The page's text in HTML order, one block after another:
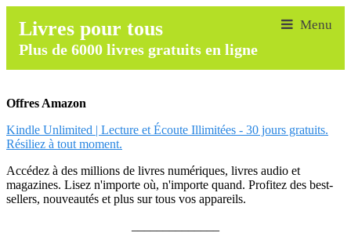
Livres pour tous
Plus de 6000 livres gratuits en ligne
Offres Amazon
Kindle Unlimited | Lecture et Écoute Illimitées - 30 jours gratuits.
Résiliez à tout moment.
Accédez à des millions de livres numériques, livres audio et
magazines. Lisez n'importe où, n'importe quand. Profitez des best-
sellers, nouveautés et plus sur tous vos appareils.